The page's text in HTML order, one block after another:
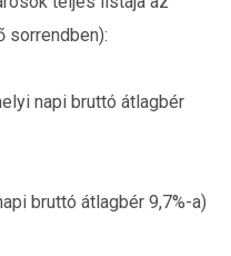
sorrendben):
napi bruttó átlagbér
bruttó átlagbér 9,7%-a)